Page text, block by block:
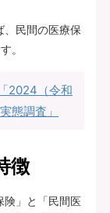
、民間の医療保
。
2024（令和
態調査」
徴
険」と「民間医